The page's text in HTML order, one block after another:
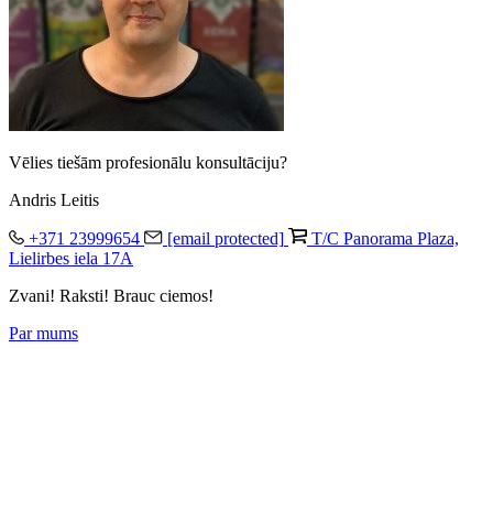
Vēlies tiešām profesionālu konsultāciju?
Andris Leitis
+371 23999654 [email protected]
T/C Panorama Plaza,
Lielirbes iela 17A
Zvani! Raksti! Brauc ciemos!
Par mums